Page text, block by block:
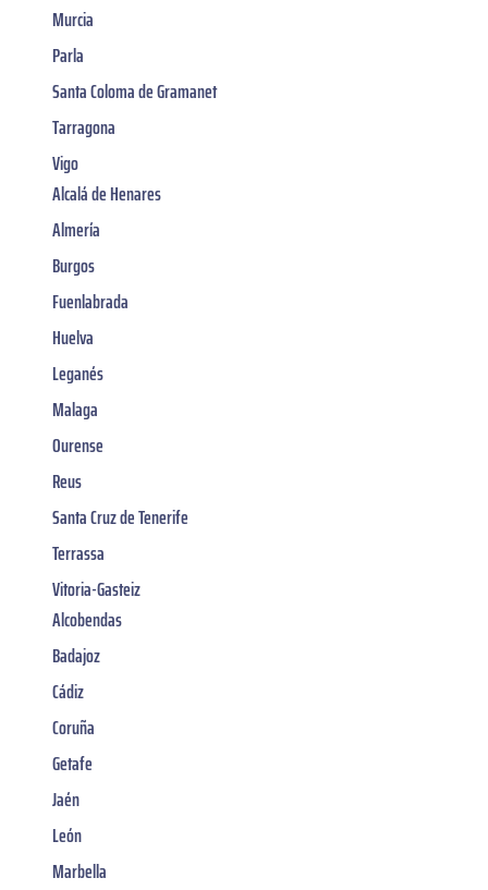
Murcia
Parla
Santa Coloma de Gramanet
Tarragona
Vigo
Alcalá de Henares
Almería
Burgos
Fuenlabrada
Huelva
Leganés
Malaga
Ourense
Reus
Santa Cruz de Tenerife
Terrassa
Vitoria-Gasteiz
Alcobendas
Badajoz
Cádiz
Coruña
Getafe
Jaén
León
Marbella